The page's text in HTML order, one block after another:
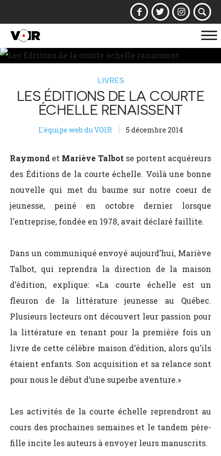
la
LIVRES
LES ÉDITIONS DE LA COURTE
ÉCHELLE RENAISSENT
L'équipe web du VOIR 5 décembre 2014
Raymond et Mariève Talbot se portent acquéreurs
des Éditions de la courte échelle. Voilà une bonne
nouvelle qui met du baume sur notre coeur de
jeunesse, peiné en octobre dernier lorsque
l’entreprise, fondée en 1978, avait déclaré faillite.
Dans un communiqué envoyé aujourd’hui, Mariève
Talbot, qui reprendra la direction de la maison
d’édition, explique: «La courte échelle est un
fleuron de la littérature jeunesse au Québec.
Plusieurs lecteurs ont découvert leur passion pour
la littérature en tenant pour la première fois un
livre de cette célèbre maison d’édition, alors qu’ils
étaient enfants. Son acquisition et sa relance sont
pour nous le début d’une superbe aventure.»
Les activités de la courte échelle reprendront au
cours des prochaines semaines et le tandem père-
fille incite les auteurs à envoyer leurs manuscrits.